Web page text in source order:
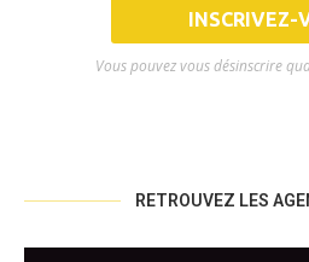
Vous pouvez vous désinscrire
RETROUVEZ LES